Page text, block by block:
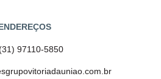
97110-5850